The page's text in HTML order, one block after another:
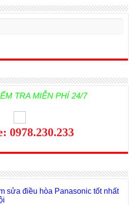
TRA MIỄN PHÍ 24/7
0978.230.233
sửa điều hòa Panasonic tốt nhất